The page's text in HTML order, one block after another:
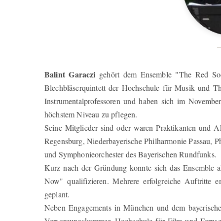
Balint Garaczi gehört dem Ensemble "The Red
Blechbläserquintett der Hochschule für Musik und
Instrumentalprofessoren und haben sich im
höchstem Niveau zu pflegen.
Seine Mitglieder sind oder waren Praktikanten und
Regensburg, Niederbayerische Philharmonie Passau,
und Symphonieorchester des Bayerischen Rundfunks.
Kurz nach der Gründung konnte sich das
Now" qualifizieren. Mehrere erfolgreiche Auftritte
geplant.
Neben Engagements in München und dem